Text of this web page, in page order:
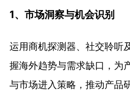
1、市场洞察与机会识别
运用商机探测器、社交聆听
握海外趋势与需求缺口，为
与市场进入策略，推动产品